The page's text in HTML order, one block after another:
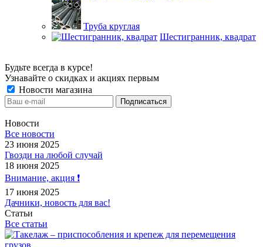
Труба круглая
Шестигранник, квадрат
Будьте всегда в курсе!
Узнавайте о скидках и акциях первым
Новости магазина
Новости
Все новости
23 июня 2025
Гвозди на любой случай
18 июня 2025
Внимание, акция ❗️
17 июня 2025
Дачники, новость для вас!
Статьи
Все статьи